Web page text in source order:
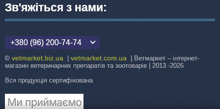
Зв'яжіться з нами:
+380 (96) 200-74-74
© vetmarket.biz.ua vetmarket.com.ua | Ветмаркет – інтернет-
магазин ветеринарних препаратів та зоотоварів | 2013 -2026
Вся продукція сертифікована